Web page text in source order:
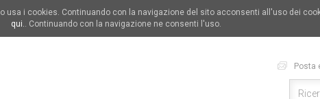
usa i cookies. Continuando con la navigazione del sito acconsenti all'uso dei
qui.. Continuando con la navigazione ne consenti l'uso.
Posta